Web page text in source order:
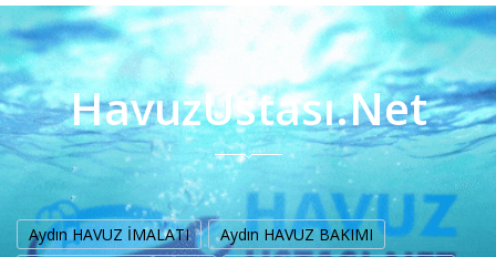
HavuzUstası.Net
Aydın HAVUZ İMALATI
Aydın HAVUZ BAKIMI